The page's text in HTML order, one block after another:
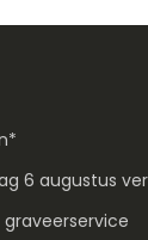
6 augustus